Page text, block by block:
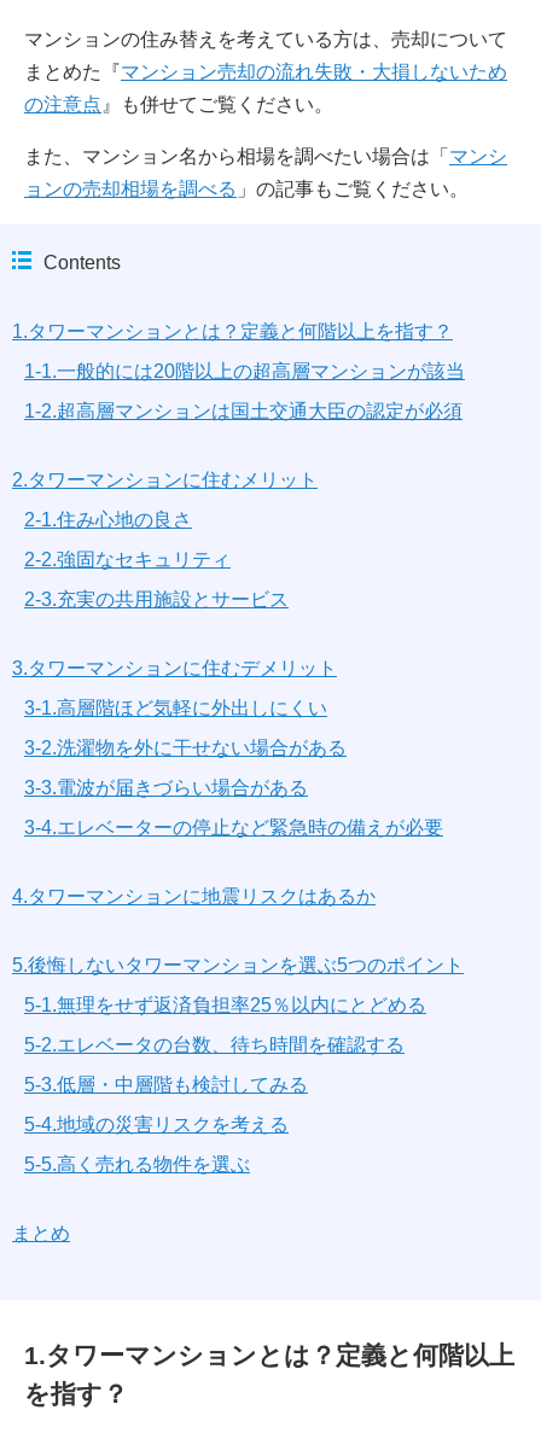
マンションの住み替えを考えている方は、売却について
まとめた『マンション売却の流れ失敗・大損しないため
の注意点 』も併せてご覧ください。
また、マンション名から相場を調べたい場合は「 マンシ
ョンの売却相場を調べる 」の記事もご覧ください。
Contents
1.タワーマンションとは？定義と何階以上を指す？
1-1.一般的には20階以上の超高層マンションが該当
1-2.超高層マンションは国土交通大臣の認定が必須
2.タワーマンションに住むメリット
2-1.住み心地の良さ
2-2.強固なセキュリティ
2-3.充実の共用施設とサービス
3.タワーマンションに住むデメリット
3-1.高層階ほど気軽に外出しにくい
3-2.洗濯物を外に干せない場合がある
3-3.電波が届きづらい場合がある
3-4.エレベーターの停止など緊急時の備えが必要
4.タワーマンションに地震リスクはあるか
5.後悔しないタワーマンションを選ぶ5つのポイント
5-1.無理をせず返済負担率25％以内にとどめる
5-2.エレベータの台数、待ち時間を確認する
5-3.低層・中層階も検討してみる
5-4.地域の災害リスクを考える
5-5.高く売れる物件を選ぶ
まとめ
1.タワーマンションとは？定義と何階以上
を指す？